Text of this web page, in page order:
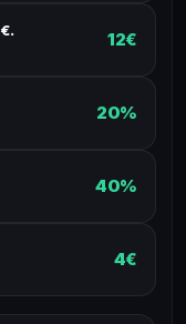
12€
20%
40%
4€